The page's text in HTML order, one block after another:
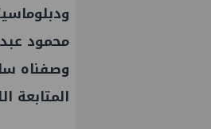
وصفناه
المتابعة